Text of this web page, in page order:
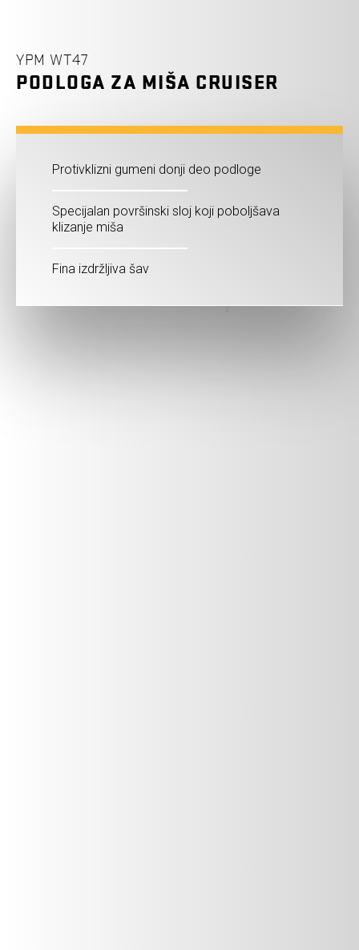
YPM WT47
PODLOGA ZA MIŠA CRUISER
Protivklizni gumeni donji deo podloge
Specijalan površinski sloj koji poboljšava
klizanje miša
Fina izdržljiva šav